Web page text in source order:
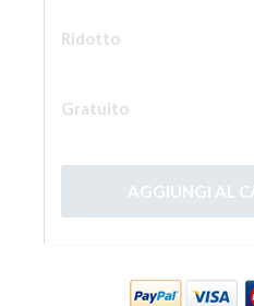
Solo